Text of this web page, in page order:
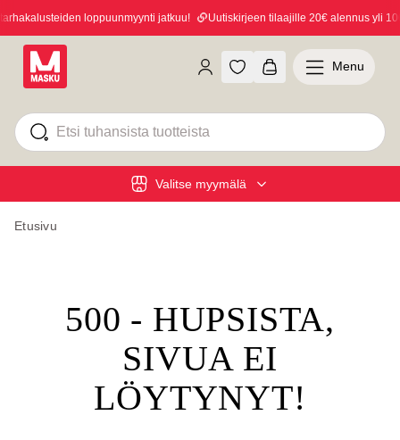
loppuunmyynti jatkuu! Uutiskirjeen tilaajille 20€ alennus yli
Valitse myymälä
Menu
Etusivu
500 - HUPSISTA,
SIVUA EI
LÖYTYNYT!